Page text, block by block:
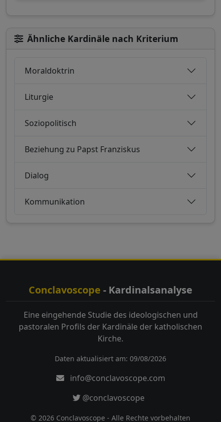
Ähnliche Kardinäle nach Kriterium
Moraldoktrin
Liturgie
Soziopolitisch
Beziehung zu Papst Franziskus
Dialog
Kommunikation
Conclavoscope - Kardinalsanalyse
Eine eingehende Studie des ideologischen und
pastoralen Profils der Kardinäle der katholischen
Kirche.
Daten aktualisiert am: 09/08/2026
info@conclavoscope.com
@conclavoscope
© 2026 Conclavoscope - Alle Rechte vorbehalten